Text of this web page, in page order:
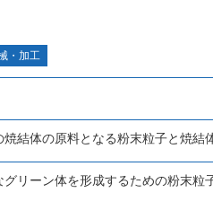
・加工
結体の原料となる粉末粒子と焼結
リーン体を形成するための粉末